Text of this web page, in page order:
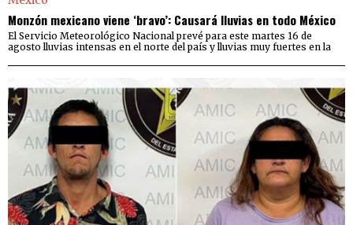
Monzón mexicano viene ‘bravo’: Causará lluvias en todo México
El Servicio Meteorológico Nacional prevé para este martes 16 de
agosto lluvias intensas en el norte del país y lluvias muy fuertes en la